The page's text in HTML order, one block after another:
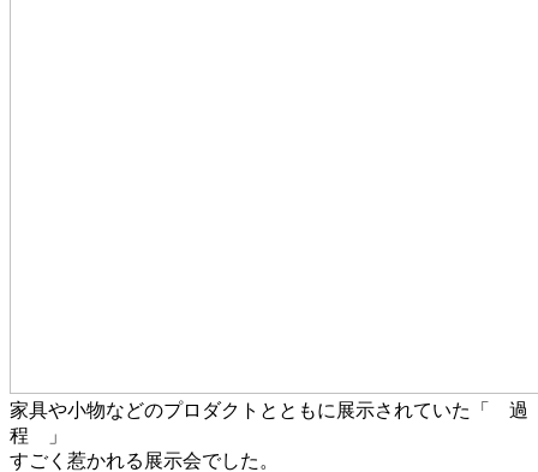
家具や小物などのプロダクトとともに展示されていた「 過
程 」
すごく惹かれる展示会でした。